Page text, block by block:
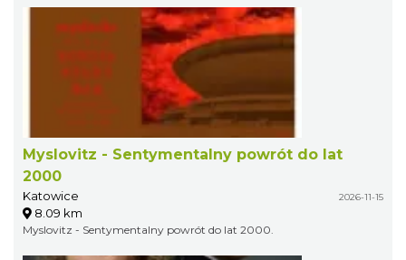
Myslovitz - Sentymentalny powrót do lat
2000
Katowice 2026-11-15
8.09 km
Myslovitz - Sentymentalny powrót do lat 2000.